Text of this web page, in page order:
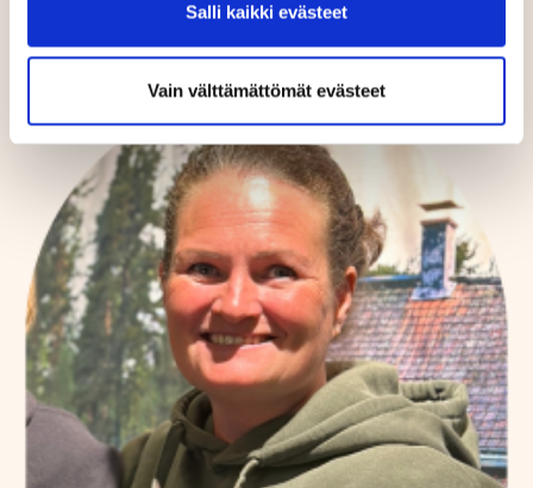
Salli kaikki evästeet
Vain välttämättömät evästeet
​​​​​​​Kilpailu-ja tasoitustoimikunta
​​​​​​​p. 040 185 5771